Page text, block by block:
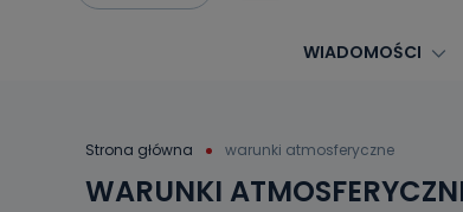
WIADOMOŚCI
Strona główna warunki atmosferyczne
WARUNKI